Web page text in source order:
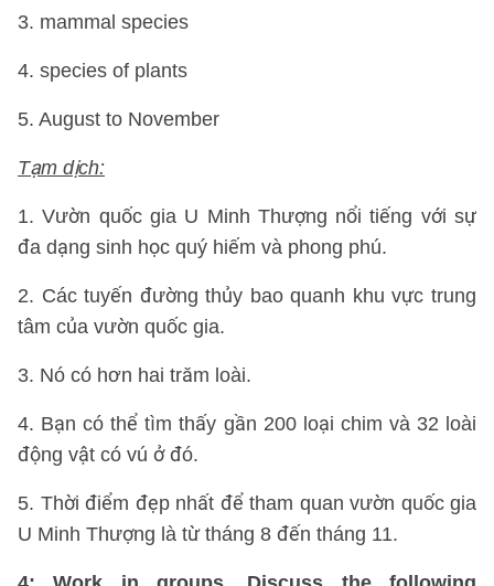
3. mammal species
4. species of plants
5. August to November
Tạm dịch:
1. Vườn quốc gia U Minh Thượng nổi tiếng với sự
đa dạng sinh học quý hiếm và phong phú.
2. Các tuyến đường thủy bao quanh khu vực trung
tâm của vườn quốc gia.
3. Nó có hơn hai trăm loài.
4. Bạn có thể tìm thấy gần 200 loại chim và 32 loài
động vật có vú ở đó.
5. Thời điểm đẹp nhất để tham quan vườn quốc gia
U Minh Thượng là từ tháng 8 đến tháng 11.